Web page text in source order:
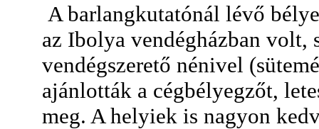
A barlangkutatónál lévő
az Ibolya vendégházban volt,
vendégszerető nénivel
ajánlották a cégbélyegzőt,
meg. A helyiek is nagyon